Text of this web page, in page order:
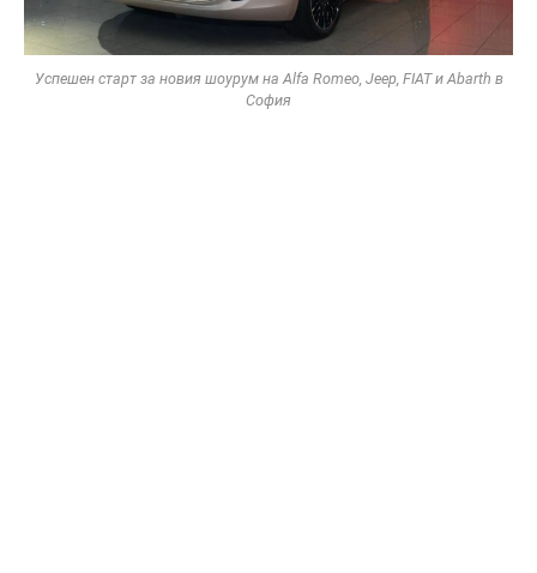
Успешен старт за новия шоурум на Alfa Romeo, Jeep, FIAT и Abarth в
София